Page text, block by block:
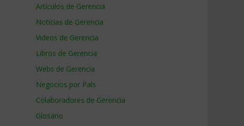
Artículos de Gerencia
Noticias de Gerencia
Videos de Gerencia
Libros de Gerencia
Webs de Gerencia
Negocios por País
Colaboradores de Gerencia
Glosario